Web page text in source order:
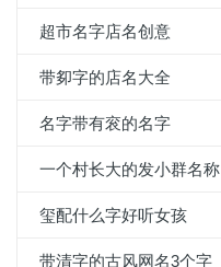
超市名字店名创意
带卶字的店名大全
名字带有衮的名字
一个村长大的发小群名称
玺配什么字好听女孩
带清字的古风网名3个字